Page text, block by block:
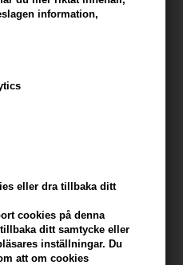
information,
eller dra tillbaka ditt
cookies på denna
ditt samtycke eller
inställningar. Du
att om cookies
247Price